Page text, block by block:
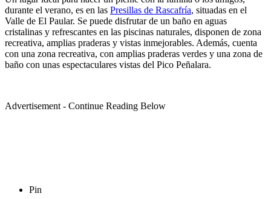
durante el verano, es en las Presillas de Rascafría, situadas en el
Valle de El Paular. Se puede disfrutar de un baño en aguas
cristalinas y refrescantes en las piscinas naturales, disponen de zona
recreativa, amplias praderas y vistas inmejorables. Además, cuenta
con una zona recreativa, con amplias praderas verdes y una zona de
baño con unas espectaculares vistas del Pico Peñalara.
Advertisement - Continue Reading Below
Pin